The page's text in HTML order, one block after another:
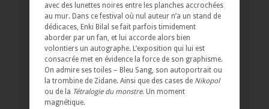
avec des lunettes noires entre les planches accrochées
au mur. Dans ce festival où nul auteur n’a un stand de
dédicaces, Enki Bilal se fait parfois timidement
aborder par un fan, et lui accorde alors bien
volontiers un autographe. L’exposition qui lui est
consacrée met en évidence la force de son graphisme.
On admire ses toiles – Bleu Sang, son autoportrait ou
la trombine de Zidane. Ainsi que des cases de Nikopol
ou de la Tétralogie du monstre. Un moment
magnétique.